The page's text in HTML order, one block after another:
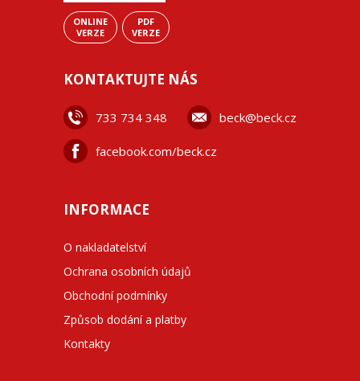
ONLINE
VERZE
PDF
VERZE
KONTAKTUJTE NÁS
733 734 348 beck@beck.cz
facebook.com/beck.cz
INFORMACE
O nakladatelství
Ochrana osobních údajů
Obchodní podmínky
Způsob dodání a platby
Kontakty